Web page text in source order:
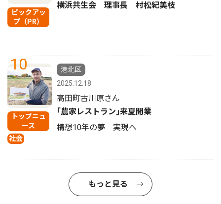
ピックアッ
プ（PR）
横浜共生会 理事長 村松紀美枝
10
トップニュ
ース
社会
港北区
2025.12.18
高田町古川原さん
｢農家レストラン｣来夏開業
構想10年の夢 実現へ
もっと見る